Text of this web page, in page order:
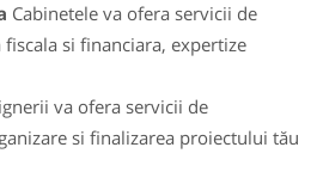
Cabinetele va ofera servicii de
si financiara, expertize
va ofera servicii de
si finalizarea proiectului tău